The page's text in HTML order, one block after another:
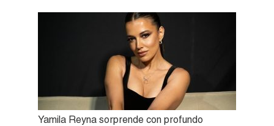
Yamila Reyna sorprende con profundo